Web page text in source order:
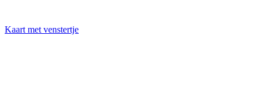
Kaart met venstertje